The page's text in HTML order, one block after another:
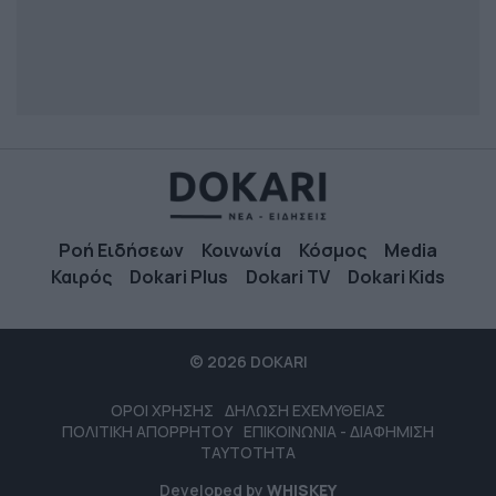
Ροή Ειδήσεων Κοινωνία Κόσμος
Media
Καιρός
Dokari Plus Dokari TV Dokari Kids
© 2026 DOKARI
ΟΡΟΙ ΧΡΗΣΗΣ ΔΗΛΩΣΗ ΕΧΕΜΥΘΕΙΑΣ
ΠΟΛΙΤΙΚΗ ΑΠΟΡΡΗΤΟΥ ΕΠΙΚΟΙΝΩΝΙΑ - ΔΙΑΦΗΜΙΣΗ
ΤΑΥΤΟΤΗΤΑ
Developed by WHISKEY